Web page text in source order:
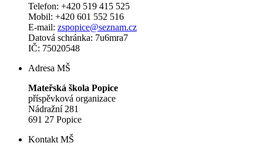
Telefon: +420 519 415 525
Mobil: +420 601 552 516
E-mail: zspopice@seznam.cz
Datová schránka: 7u6mra7
IČ: 75020548
Adresa MŠ
Mateřská škola Popice
příspěvková organizace
Nádražní 281
691 27 Popice
Kontakt MŠ